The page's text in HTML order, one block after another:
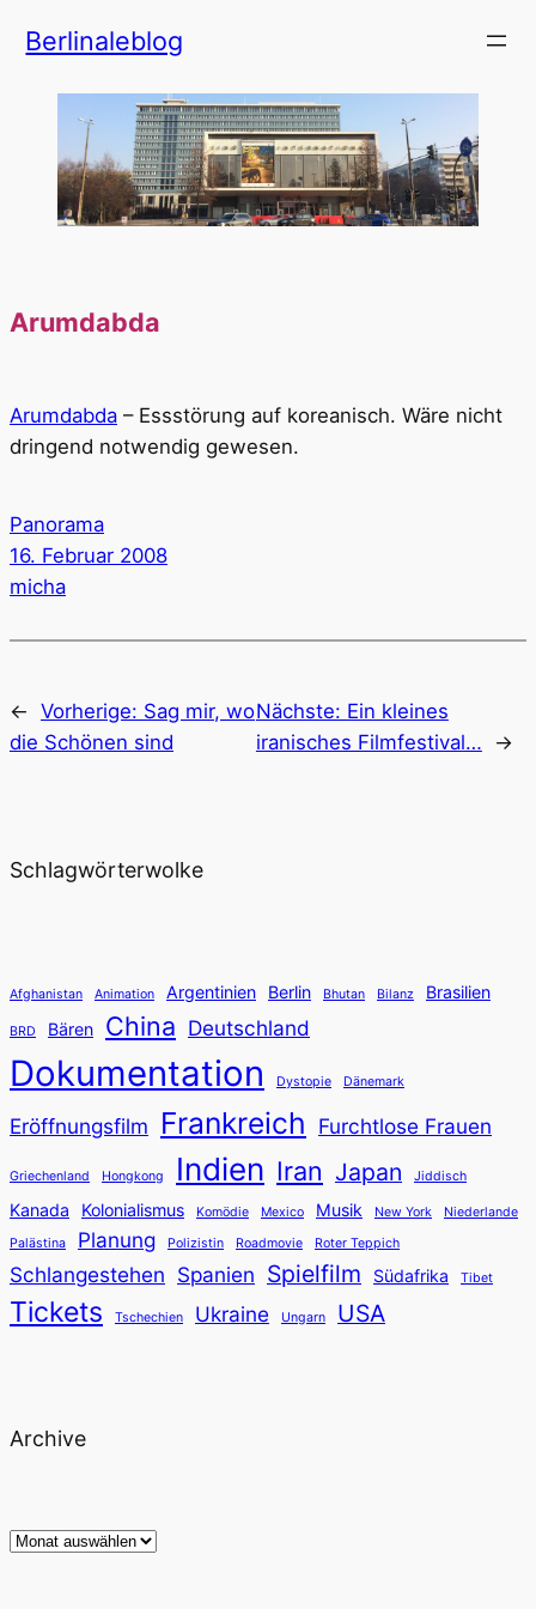
Inhalt
Berlinaleblog
Arumdabda
Arumdabda – Essstörung auf koreanisch. Wäre nicht
dringend notwendig gewesen.
Panorama
16. Februar 2008
micha
← Vorherige: Sag mir, wo
die Schönen sind
Nächste: Ein kleines
iranisches Filmfestival…
→
Schlagwörterwolke
Afghanistan Animation Argentinien Berlin Bhutan Bilanz Brasilien
BRD Bären China Deutschland
Dokumentation Dystopie Dänemark
Eröffnungsfilm Frankreich Furchtlose Frauen
Griechenland Hongkong Indien Iran Japan Jiddisch
Kanada Kolonialismus Komödie Mexico Musik New York
Niederlande
Palästina
Planung Polizistin Roadmovie Roter Teppich
Schlangestehen Spanien Spielfilm Südafrika Tibet
Tickets Tschechien Ukraine Ungarn USA
Archive
Archiv